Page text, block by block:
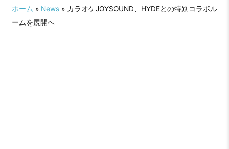
ホーム » News» カラオケJOYSOUND、HYDEとの特別コラボル
ームを展開へ